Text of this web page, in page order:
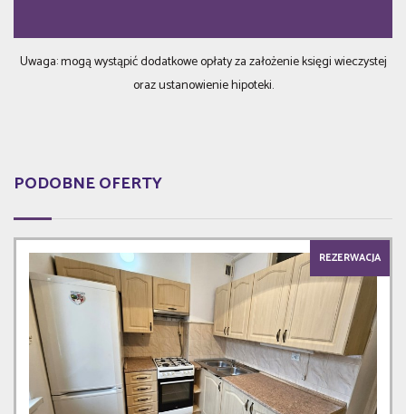
Uwaga: mogą wystąpić dodatkowe opłaty za założenie księgi wieczystej
oraz ustanowienie hipoteki.
PODOBNE OFERTY
REZERWACJA